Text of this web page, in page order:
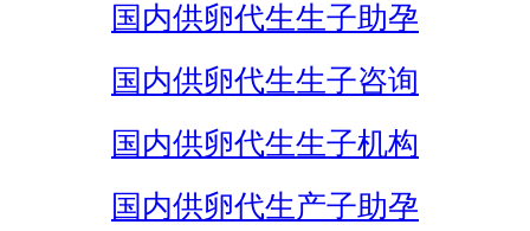
国内供卵代生生子助孕
国内供卵代生生子咨询
国内供卵代生生子机构
国内供卵代生产子助孕